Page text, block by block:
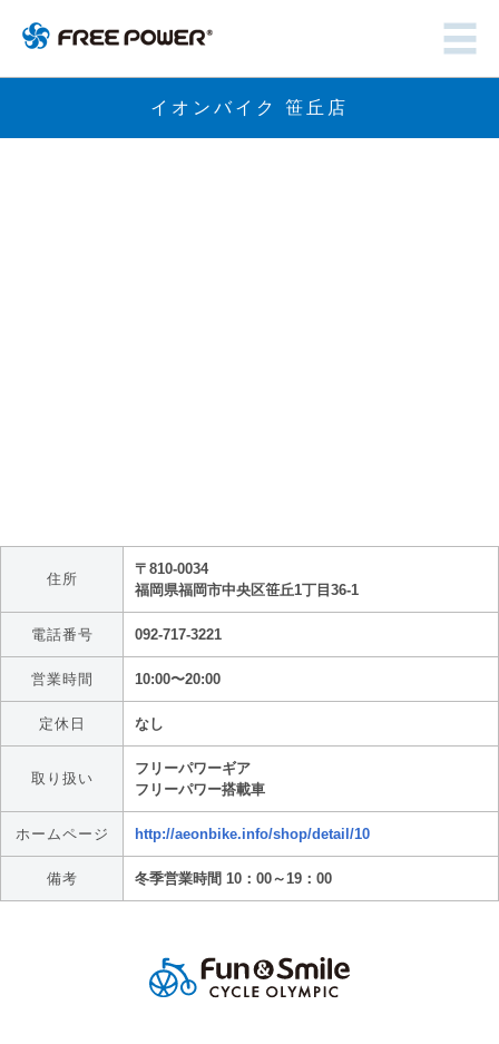
イオンバイク 笹丘店
住所
〒810-0034
福岡県福岡市中央区笹丘1丁目36-1
電話番号 092-717-3221
営業時間 10:00〜20:00
定休日 なし
取り扱い
フリーパワーギア
フリーパワー搭載車
ホームページ http://aeonbike.info/shop/detail/10
備考 冬季営業時間 10：00～19：00